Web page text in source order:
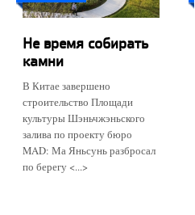
Не время собирать
камни
В Китае завершено
строительство Площади
культуры Шэньчжэньского
залива по проекту бюро
MAD: Ма Яньсунь разбросал
по берегу <...>